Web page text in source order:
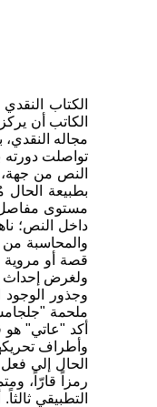
الكتاب
الكاتب أن
مجاله
تواصلت دورته
النص من جهة،
بطبيعة
مستوى مفاصل
داخل النص؛
والمحاسبة من
قصة أو مروية
ولغرض إحداث
وجذور
ملحمة
أكد "عاتي" هو
وأطراف
الحال إلى
رمزاً قارّاً،
التطبيقي